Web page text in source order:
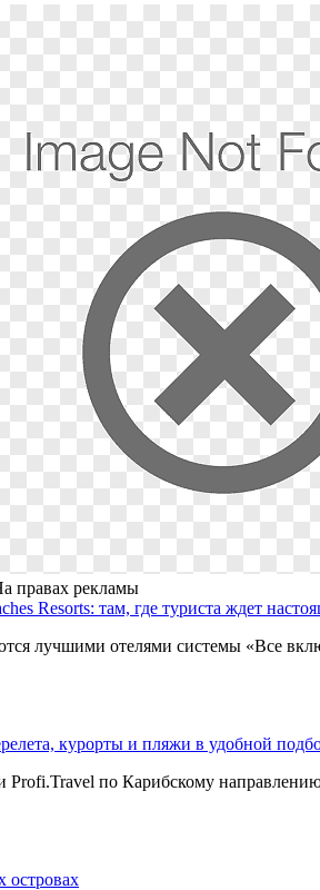
правах рекламы
Resorts: там, где туриста ждет
лучшими отелями системы «Все
курорты и пляжи в удобной
Profi.Travel по Карибскому
островах